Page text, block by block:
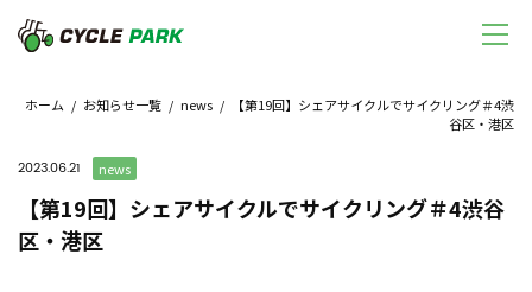
ホーム / お知らせ一覧 / news / 【第19回】シェアサイクルでサイクリング＃4渋
谷区・港区
2023.06.21 news
【第19回】シェアサイクルでサイクリング＃4渋谷
区・港区